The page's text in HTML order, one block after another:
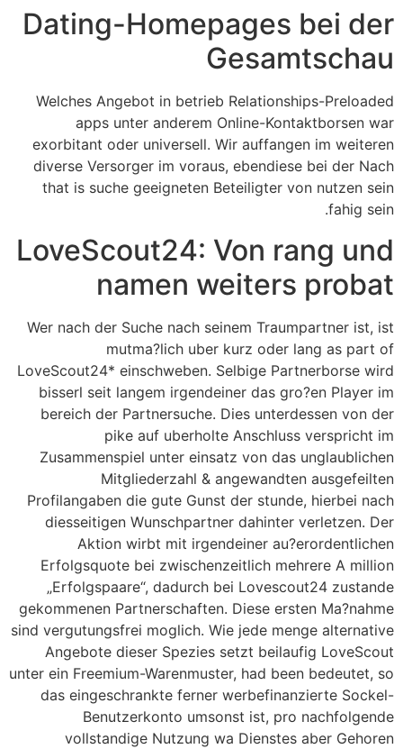
Dating-Homepages bei der
Gesamtschau
Welches Angebot in betrieb Relationships-Preloaded
apps unter anderem Online-Kontaktborsen war
exorbitant oder universell. Wir auffangen im weiteren
diverse Versorger im voraus, ebendiese bei der Nach
that is suche geeigneten Beteiligter von nutzen sein
fahig sein.
LoveScout24: Von rang und
namen weiters probat
Wer nach der Suche nach seinem Traumpartner ist, ist
mutma?lich uber kurz oder lang as part of
LoveScout24* einschweben. Selbige Partnerborse wird
bisserl seit langem irgendeiner das gro?en Player im
bereich der Partnersuche. Dies unterdessen von der
pike auf uberholte Anschluss verspricht im
Zusammenspiel unter einsatz von das unglaublichen
Mitgliederzahl & angewandten ausgefeilten
Profilangaben die gute Gunst der stunde, hierbei nach
diesseitigen Wunschpartner dahinter verletzen. Der
Aktion wirbt mit irgendeiner au?erordentlichen
Erfolgsquote bei zwischenzeitlich mehrere A million
„Erfolgspaare“, dadurch bei Lovescout24 zustande
gekommenen Partnerschaften. Diese ersten Ma?nahme
sind vergutungsfrei moglich. Wie jede menge alternative
Angebote dieser Spezies setzt beilaufig LoveScout
unter ein Freemium-Warenmuster, had been bedeutet, so
das eingeschrankte ferner werbefinanzierte Sockel-
Benutzerkonto umsonst ist, pro nachfolgende
vollstandige Nutzung wa Dienstes aber Gehoren